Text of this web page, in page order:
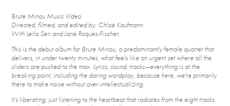
Brute Minou Music Video
Directed, filmed, and edited by: Chloé Kaufmann
With Leïla Seri and Jane Roques-Fischer.
This is the debut album for Brute Minou, a predominantly female quartet that
delivers, in under twenty minutes, what feels like an urgent set where all the
sliders are pushed to the max. Lyrics, sound, tracks—everything is at the
breaking point, including the daring wordplay, because here, we're primarily
there to make noise without over-intellectualizing.
It’s liberating; just listening to the heartbeat that radiates from the eight tracks